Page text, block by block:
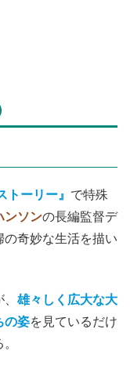
トーリー』 で特殊
ンソンの長編監督デ
の奇妙な生活を描い
雄々しく広大な大
の姿を見ているだけ